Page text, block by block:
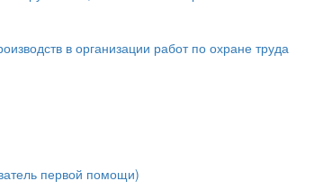
в организации работ по охране труда
первой помощи)